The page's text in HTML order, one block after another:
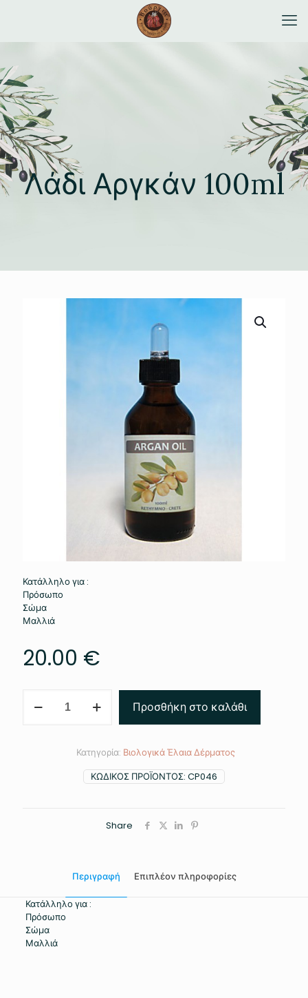
Λάδι Αργκάν 100ml
Κατάλληλο για :
Πρόσωπο
Σώμα
Μαλλιά
20.00 €
Αργκάν
Προσθήκη στο καλάθι
ΚΩΔΙΚΌΣ ΠΡΟΪΌΝΤΟΣ: CP046
Κατηγορία: Βιολογικά Έλαια Δέρματος
Share
Περιγραφή Επιπλέον πληροφορίες
Κατάλληλο για :
Πρόσωπο
Σώμα
Μαλλιά